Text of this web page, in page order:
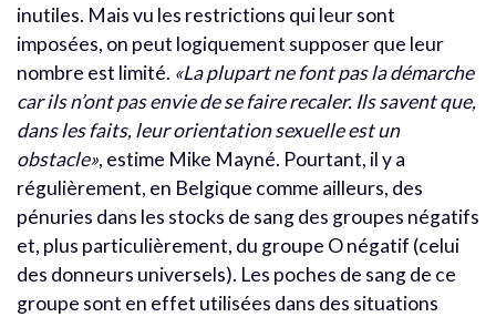
inutiles. Mais vu les restrictions qui leur sont
imposées, on peut logiquement supposer que leur
nombre est limité. «La plupart ne font pas la démarche
car ils n’ont pas envie de se faire recaler. Ils savent que,
dans les faits, leur orientation sexuelle est un
obstacle», estime Mike Mayné. Pourtant, il y a
régulièrement, en Belgique comme ailleurs, des
pénuries dans les stocks de sang des groupes négatifs
et, plus particulièrement, du groupe O négatif (celui
des donneurs universels). Les poches de sang de ce
groupe sont en effet utilisées dans des situations